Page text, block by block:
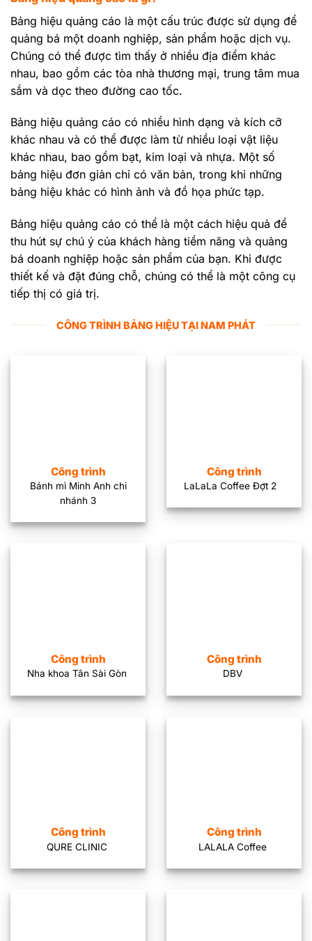
Bảng hiệu quảng cáo là một cấu trúc được sử dụng để
quảng bá một doanh nghiệp, sản phẩm hoặc dịch vụ.
Chúng có thể được tìm thấy ở nhiều địa điểm khác
nhau, bao gồm các tòa nhà thương mại, trung tâm mua
sắm và dọc theo đường cao tốc.
Bảng hiệu quảng cáo có nhiều hình dạng và kích cỡ
khác nhau và có thể được làm từ nhiều loại vật liệu
khác nhau, bao gồm bạt, kim loại và nhựa. Một số
bảng hiệu đơn giản chỉ có văn bản, trong khi những
bảng hiệu khác có hình ảnh và đồ họa phức tạp.
Bảng hiệu quảng cáo có thể là một cách hiệu quả để
thu hút sự chú ý của khách hàng tiềm năng và quảng
bá doanh nghiệp hoặc sản phẩm của bạn. Khi được
thiết kế và đặt đúng chỗ, chúng có thể là một công cụ
tiếp thị có giá trị.
CÔNG TRÌNH BẢNG HIỆU TẠI NAM PHÁT
Công trình
Bánh mì Minh Anh chi
nhánh 3
Công trình
LaLaLa Coffee Đợt 2
Công trình
Nha khoa Tân Sài Gòn
Công trình
DBV
Công trình
QURE CLINIC
Công trình
LALALA Coffee